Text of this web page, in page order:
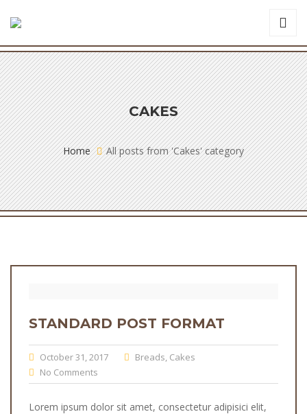
CAKES
Home All posts from 'Cakes' category
STANDARD POST FORMAT
October 31, 2017 Breads, Cakes
No Comments
Lorem ipsum dolor sit amet, consectetur adipisici elit,